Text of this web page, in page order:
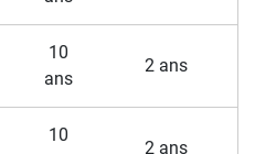
10
ans
2 ans
10
2 ans